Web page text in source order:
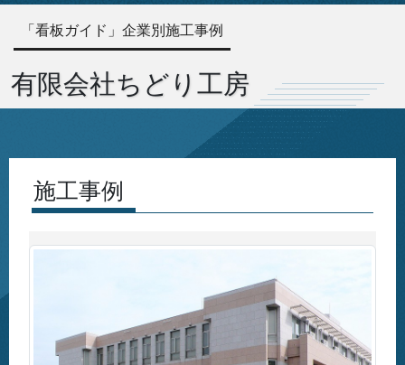
有限会社ちどり工房
「看板ガイド」企業別施工事例
施工事例